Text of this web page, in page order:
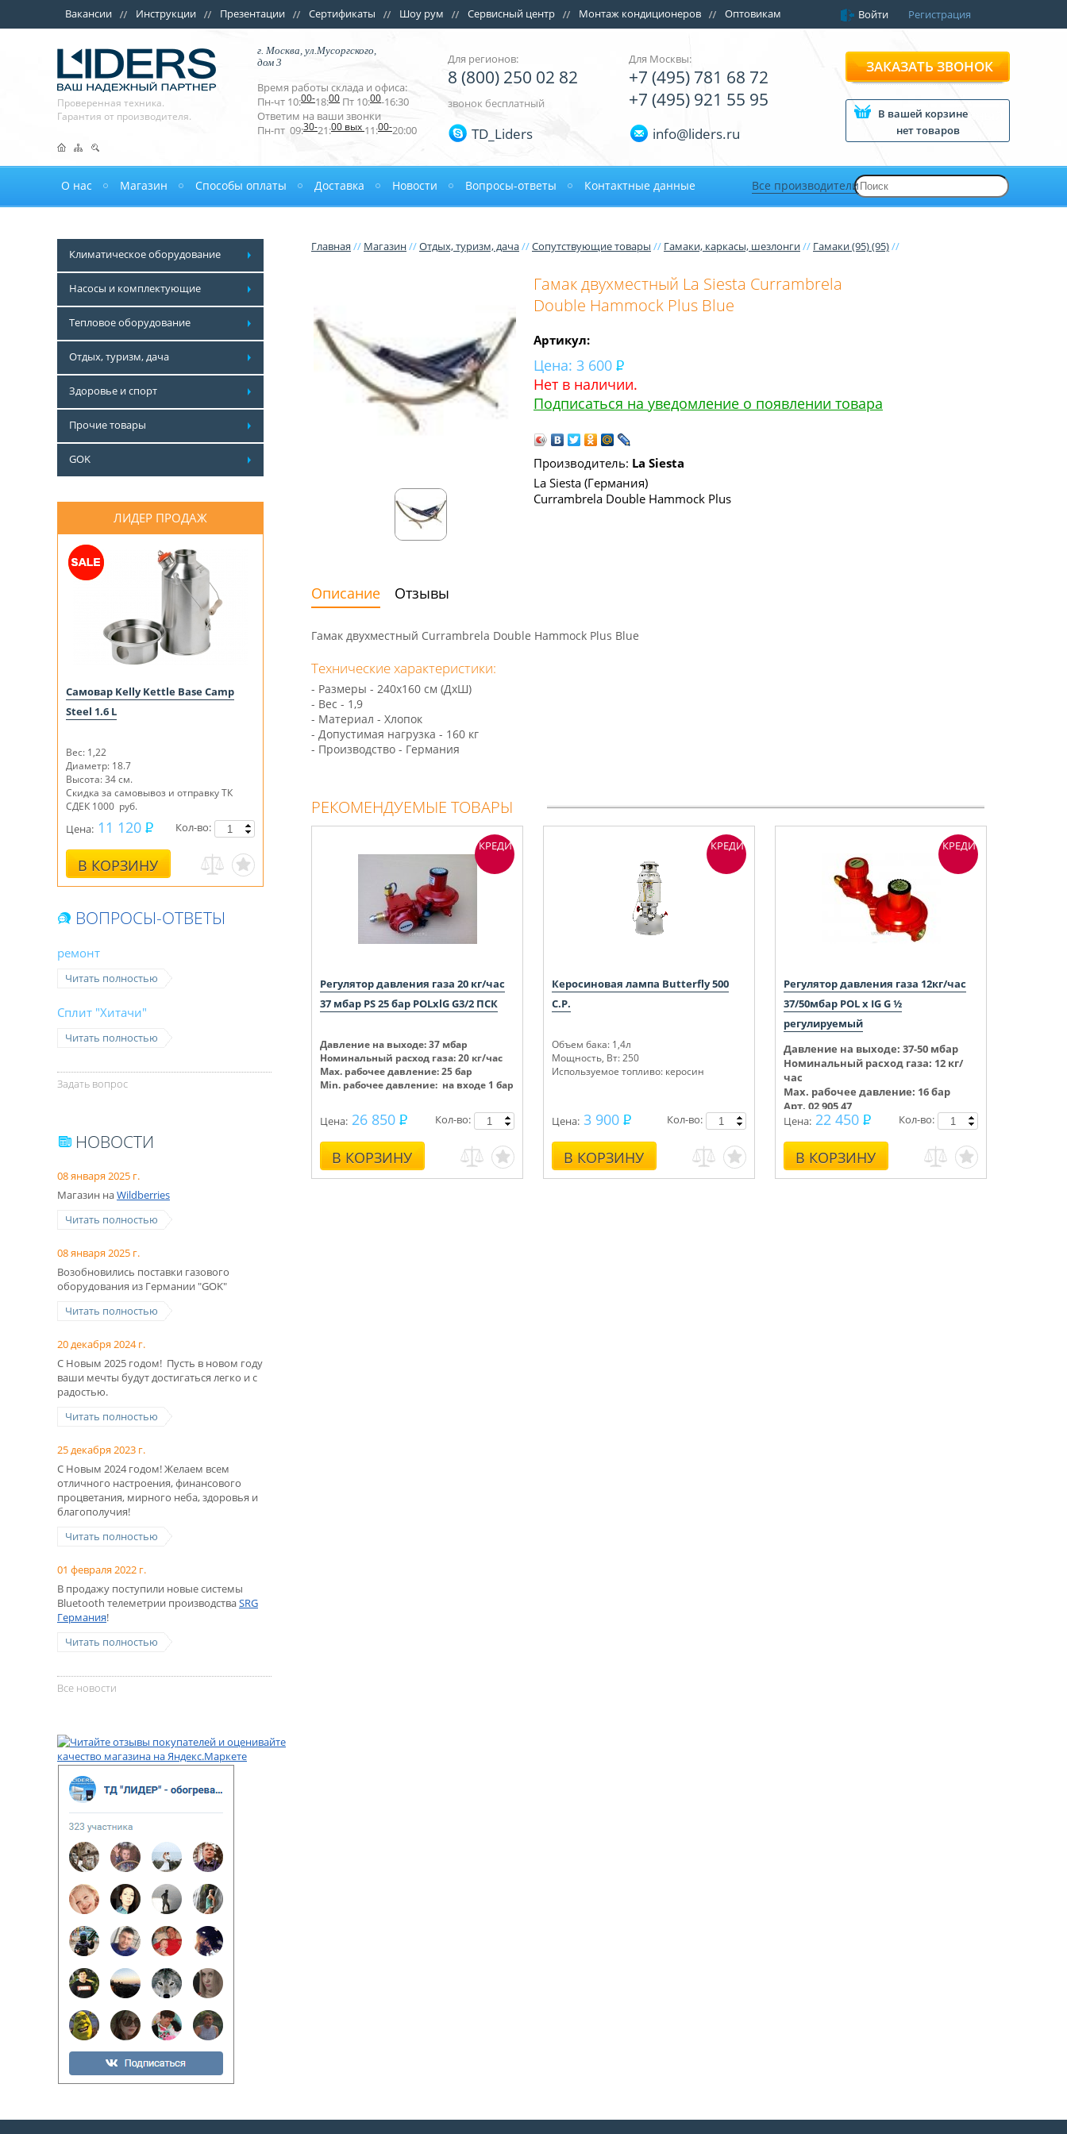
Вакансии Инструкции Презентации Сертификаты Шоу рум Сервисный центр Монтаж кондиционеров Оптовикам Войти Регистрация
Проверенная техника.
Гарантия от производителя.
г. Москва, ул.Мусоргского,
дом 3
Время работы склада и офиса:
Пн-чт 10:00-18:00 Пт 10:00-16:30
Ответим на ваши звонки
Пн-пт 09:30-21:00 вых 11:00-20:00
Для регионов:
8 (800) 250 02 82
звонок бесплатный
TD_Liders
Для Москвы:
+7 (495) 781 68 72
+7 (495) 921 55 95
info@liders.ru
ЗАКАЗАТЬ ЗВОНОК
В вашей корзине
нет товаров
О нас Магазин Способы оплаты Доставка Новости Вопросы-ответы Контактные данные Все производители
Климатическое оборудование
Насосы и комплектующие
Тепловое оборудование
Отдых, туризм, дача
Здоровье и спорт
Прочие товары
GOK
ЛИДЕР ПРОДАЖ
Самовар Kelly Kettle Base Camp
Steel 1.6 L
Вес: 1,22
Диаметр: 18.7
Высота: 34 см.
Скидка за самовывоз и отправку ТК
СДЕК 1000 руб.
Цена: 11 120
В КОРЗИНУ
Кол-во:
ВОПРОСЫ-ОТВЕТЫ
ремонт
Читать полностью
Сплит "Хитачи"
Читать полностью
Задать вопрос
НОВОСТИ
08 января 2025 г.
Магазин наWildberries
Читать полностью
08 января 2025 г.
Возобновились поставки газового
оборудования из Германии "GOK"
Читать полностью
20 декабря 2024 г.
С Новым 2025 годом! Пусть в новом году
ваши мечты будут достигаться легко и с
радостью.
Читать полностью
25 декабря 2023 г.
С Новым 2024 годом! Желаем всем
отличного настроения, финансового
процветания, мирного неба, здоровья и
благополучия!
Читать полностью
01 февраля 2022 г.
В продажу поступили новые системы
Bluetooth телеметрии производстваSRG
Германия!
Читать полностью
Все новости
Главная // Магазин//Отдых, туризм, дача//Сопутствующие товары // Гамаки, каркасы, шезлонги// Гамаки (95) (95)//
Гамак двухместный La Siesta Currambrela
Double Hammock Plus Blue
Артикул:
Цена: 3 600
Нет в наличии.
Подписаться на уведомление о появлении товара
Производитель: La Siesta
La Siesta (Германия)
Currambrela Double Hammock Plus
Описание Отзывы
Гамак двухместный Currambrela Double Hammock Plus Blue
Технические характеристики:
- Размеры - 240х160 см (ДхШ)
- Вес - 1,9
- Материал - Хлопок
- Допустимая нагрузка - 160 кг
- Производство - Германия
РЕКОМЕНДУЕМЫЕ ТОВАРЫ
Регулятор давления газа 20 кг/час
37 мбар PS 25 бар POLxlG G3/2 ПСК
Давление на выходе:37 мбар
Номинальный расход газа: 20 кг/час
Max. рабочее давление: 25 бар
Min. рабочее давление: на входе 1 бар
Цена: 26 850
В КОРЗИНУ
Кол-во:
КРЕДИТ
Керосиновая лампа Butterfly 500
C.P.
Объем бака: 1,4л
Мощность, Вт: 250
Используемое топливо: керосин
Цена: 3 900
В КОРЗИНУ
Кол-во:
КРЕДИТ
Регулятор давления газа 12кг/час
37/50мбар POL x IG G ½
регулируемый
Давление на выходе: 37-50 мбар
Номинальный расход газа: 12 кг/
час
Max. рабочее давление: 16 бар
Арт. 02 905 47
Цена: 22 450
В КОРЗИНУ
Кол-во:
КРЕДИТ